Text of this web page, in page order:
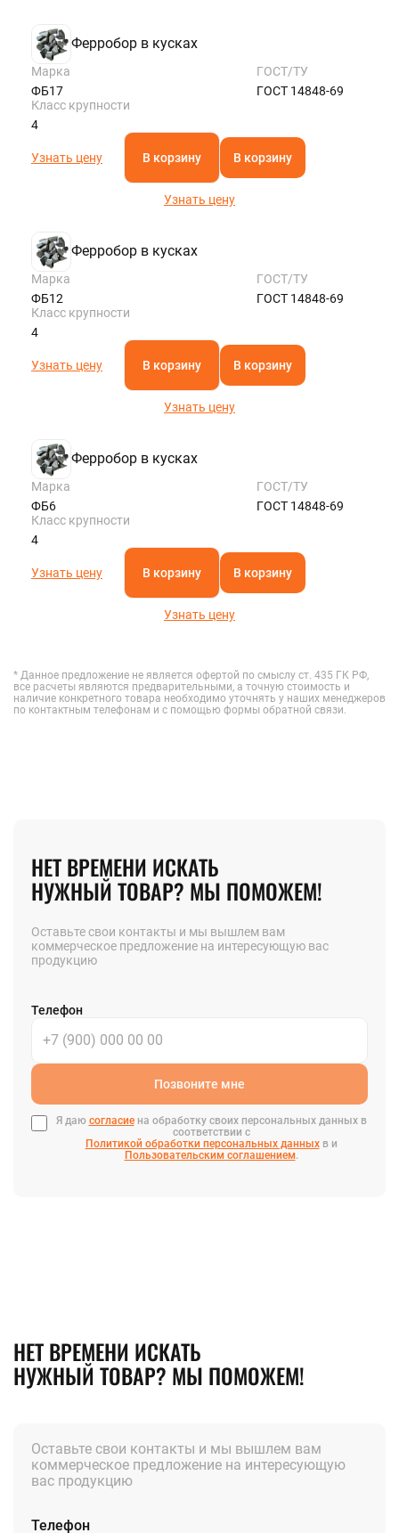
Ферробор в кусках
Марка
ФБ17
ГОСТ/ТУ
ГОСТ 14848-69
Класс крупности
4
Узнать цену В корзину В корзину
Узнать цену
Ферробор в кусках
Марка
ФБ12
ГОСТ/ТУ
ГОСТ 14848-69
Класс крупности
4
Узнать цену В корзину В корзину
Узнать цену
Ферробор в кусках
Марка
ФБ6
ГОСТ/ТУ
ГОСТ 14848-69
Класс крупности
4
Узнать цену В корзину В корзину
Узнать цену
* Данное предложение не является офертой по смыслу ст. 435 ГК РФ,
все расчеты являются предварительными, а точную стоимость и
наличие конкретного товара необходимо уточнять у наших менеджеров
по контактным телефонам и с помощью формы обратной связи.
НЕТ ВРЕМЕНИ ИСКАТЬ
НУЖНЫЙ ТОВАР? МЫ ПОМОЖЕМ!
Оставьте свои контакты и мы вышлем вам
коммерческое предложение на интересующую вас
продукцию
Телефон
Позвоните мне
Я даю согласиена обработку своих персональных данных в
соответствии с
Политикой обработки персональных данныхв и
Пользовательским соглашением.
НЕТ ВРЕМЕНИ ИСКАТЬ
НУЖНЫЙ ТОВАР? МЫ ПОМОЖЕМ!
Оставьте свои контакты и мы вышлем вам
коммерческое предложение на интересующую
вас продукцию
Телефон